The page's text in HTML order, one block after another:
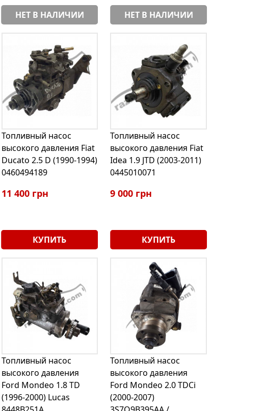
НЕТ В НАЛИЧИИ НЕТ В НАЛИЧИИ
Топливный насос
высокого давления Fiat
Ducato 2.5 D (1990-1994)
0460494189
11 400 грн
КУПИТЬ
Топливный насос
высокого давления Fiat
Idea 1.9 JTD (2003-2011)
0445010071
9 000 грн
КУПИТЬ
Топливный насос
высокого давления
Ford Mondeo 1.8 TD
(1996-2000) Lucas
Топливный насос
высокого давления
Ford Mondeo 2.0 TDCi
(2000-2007)